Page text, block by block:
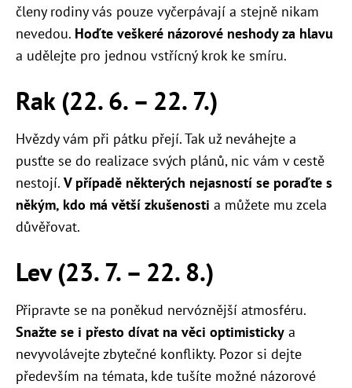
členy rodiny vás pouze vyčerpávají a stejně nikam
nevedou. Hoďte veškeré názorové neshody za hlavu
a udělejte pro jednou vstřícný krok ke smíru.
Rak (22. 6. – 22. 7.)
Hvězdy vám při pátku přejí. Tak už neváhejte a
pusťte se do realizace svých plánů, nic vám v cestě
nestojí. V případě některých nejasností se poraďte s
někým, kdo má větší zkušenosti a můžete mu zcela
důvěřovat.
Lev (23. 7. – 22. 8.)
Připravte se na poněkud nervóznější atmosféru.
Snažte se i přesto dívat na věci optimisticky a
nevyvolávejte zbytečné konflikty. Pozor si dejte
především na témata, kde tušíte možné názorové